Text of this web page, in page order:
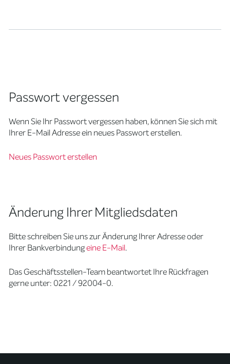
Passwort vergessen
Wenn Sie Ihr Passwort vergessen haben, können Sie sich mit
Ihrer E-Mail Adresse ein neues Passwort erstellen.
Neues Passwort erstellen
Änderung Ihrer Mitgliedsdaten
Bitte schreiben Sie uns zur Änderung Ihrer Adresse oder
Ihrer Bankverbindungeine E-Mail.
Das Geschäftsstellen-Team beantwortet Ihre Rückfragen
gerne unter: 0221 / 92004-0.